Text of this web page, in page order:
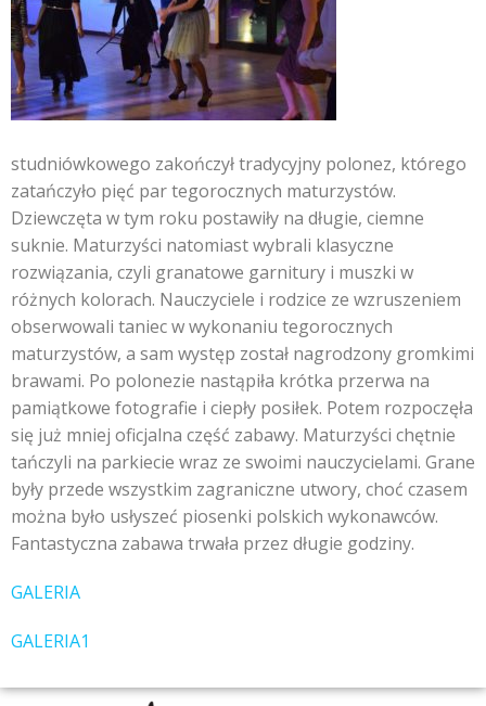
studniówkowego zakończył tradycyjny polonez, którego
zatańczyło pięć par tegorocznych maturzystów.
Dziewczęta w tym roku postawiły na długie, ciemne
suknie. Maturzyści natomiast wybrali klasyczne
rozwiązania, czyli granatowe garnitury i muszki w
różnych kolorach. Nauczyciele i rodzice ze wzruszeniem
obserwowali taniec w wykonaniu tegorocznych
maturzystów, a sam występ został nagrodzony gromkimi
brawami. Po polonezie nastąpiła krótka przerwa na
pamiątkowe fotografie i ciepły posiłek. Potem rozpoczęła
się już mniej oficjalna część zabawy. Maturzyści chętnie
tańczyli na parkiecie wraz ze swoimi nauczycielami. Grane
były przede wszystkim zagraniczne utwory, choć czasem
można było usłyszeć piosenki polskich wykonawców.
Fantastyczna zabawa trwała przez długie godziny.
GALERIA
GALERIA1